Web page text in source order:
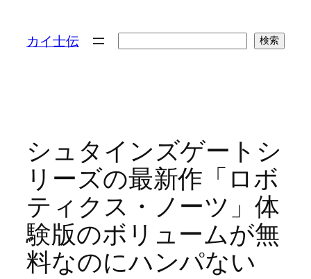
カイ士伝 検索
シュタインズゲートシ
リーズの最新作「ロボ
ティクス・ノーツ」体
験版のボリュームが無
料なのにハンパない